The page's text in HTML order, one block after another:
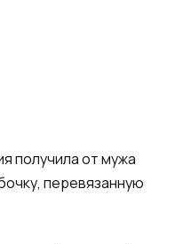
получила от мужа
перевязанную